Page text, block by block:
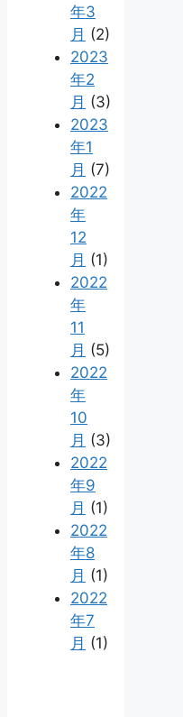
年3
月 (2)
2023
年2
月 (3)
2023
年1
月 (7)
2022
年
12
月 (1)
2022
年
11
月 (5)
2022
年
10
月 (3)
2022
年9
月 (1)
2022
年8
月 (1)
2022
年7
月 (1)